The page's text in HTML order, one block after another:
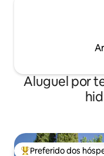
Aluguel por
Preferido dos